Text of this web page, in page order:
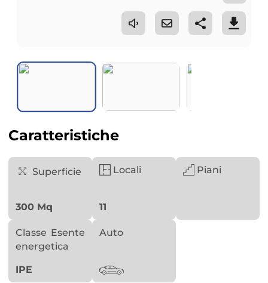
Caratteristiche
Superficie
300 Mq
Locali
11
Piani
Classe Esente
energetica
IPE
Auto